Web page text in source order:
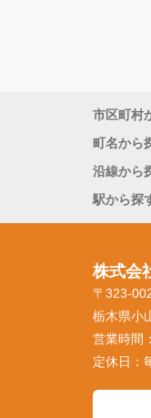
市区町村
町名から
沿線から
駅から探
株式会
〒323-
栃木県小
営業時間：
定休日：